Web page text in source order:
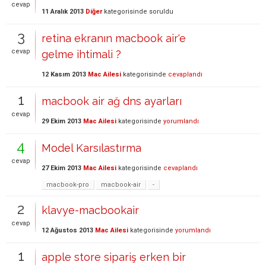
cevap
11 Aralık 2013 Diğerkategorisinde soruldu
3
cevap
retina ekranın macbook air'e
gelme ihtimali ?
12 Kasım 2013 Mac Ailesi kategorisinde cevaplandı
1
cevap
macbook air ağ dns ayarları
29 Ekim 2013 Mac Ailesi kategorisinde yorumlandı
4
cevap
Model Karsılastırma
27 Ekim 2013 Mac Ailesi kategorisinde cevaplandı
macbook-pro macbook-air -
2
cevap
klavye-macbookair
12 Ağustos 2013 Mac Ailesi kategorisinde yorumlandı
1
apple store sipariş erken bir